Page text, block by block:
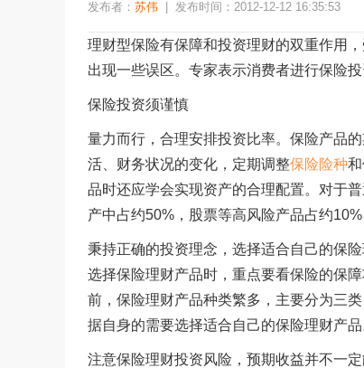
发布者： 苏伟 发布时间：2012-12-12 16:35:53
理财型保险有保障和投资理财的双重作用
出现一些误区。专家表示消费者进行保险
保险投资须谨慎
量力而行，合理安排投资比率。保险产品
活、财务状况的变化，定期调整保险险种
品时还应学会实现资产的合理配置。对于
产中占约50%，股票等高风险产品占约
秉持正确的投资理念，选择适合自己的保
选择保险理财产品时，重点要看保险的保
前，保险理财产品种类繁多，主要分为三
据自身的需要选择适合自己的保险理财产品
注意保险理财投资风险，预期收益并不一